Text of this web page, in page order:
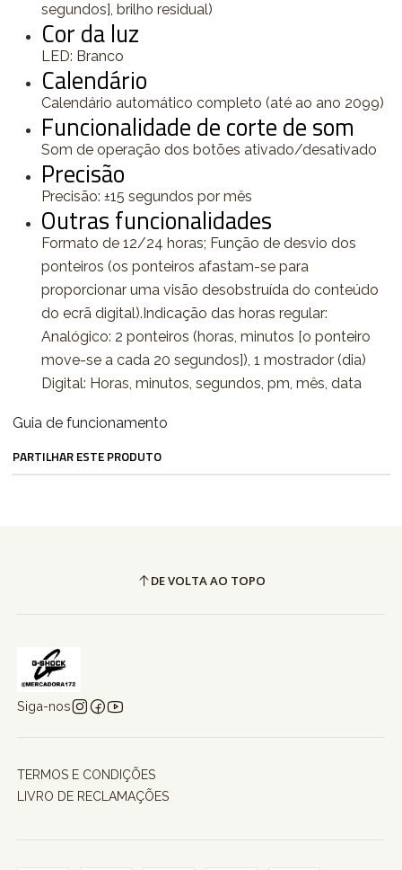
segundos], brilho residual)
Cor da luz
LED: Branco
Calendário
Calendário automático completo (até ao ano 2099)
Funcionalidade de corte de som
Som de operação dos botões ativado/desativado
Precisão
Precisão: ±15 segundos por mês
Outras funcionalidades
Formato de 12/24 horas; Função de desvio dos
ponteiros (os ponteiros afastam-se para
proporcionar uma visão desobstruída do conteúdo
do ecrã digital).Indicação das horas regular:
Analógico: 2 ponteiros (horas, minutos [o ponteiro
move-se a cada 20 segundos]), 1 mostrador (dia)
Digital: Horas, minutos, segundos, pm, mês, data
Guia de funcionamento
PARTILHAR ESTE PRODUTO
DE VOLTA AO TOPO
Siga-nos
TERMOS E CONDIÇÕES
LIVRO DE RECLAMAÇÕES